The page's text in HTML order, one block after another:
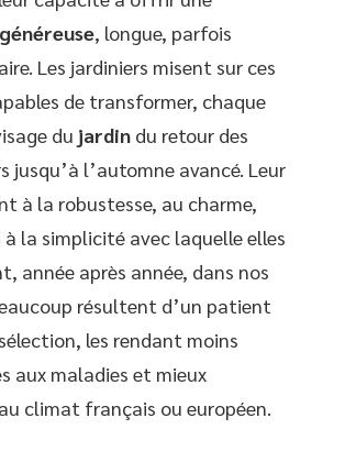
, longue, parfois
Les jardiniers misent sur ces
de transformer, chaque
du jardin du retour des
jusqu’à l’automne avancé. Leur
à la robustesse, au charme,
à la simplicité avec laquelle elles
année après année, dans nos
résultent d’un patient
les rendant moins
aux maladies et mieux
climat français ou européen.